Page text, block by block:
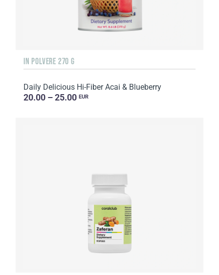
IN POLVERE 270 G
Daily Delicious Hi-Fiber Acai & Blueberry
20.00 – 25.00 EUR